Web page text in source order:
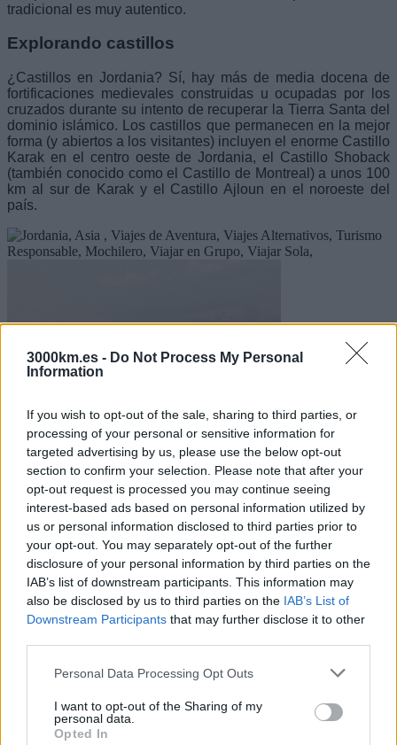
3000km.es - Do Not Process My Personal
Information
If you wish to opt-out of the sale, sharing to third parties, or
processing of your personal or sensitive information for
targeted advertising by us, please use the below opt-out
section to confirm your selection. Please note that after your
opt-out request is processed you may continue seeing
interest-based ads based on personal information utilized by
us or personal information disclosed to third parties prior to
your opt-out. You may separately opt-out of the further
disclosure of your personal information by third parties on the
IAB’s list of downstream participants. This information may
also be disclosed by us to third parties on the IAB’s List of
Downstream Participants that may further disclose it to other
Please note that this website/app uses one or more Google
not limited to your visit or usage behaviour. You may click to
grant or deny consent to Google and its third-party tags to
Personal Data Processing Opt Outs
I want to opt-out of the Sharing of my
personal data.
Opted In
tradicional es muy autentico.
Explorando castillos
¿Castillos en Jordania? Sí, hay más de media docena de
fortificaciones medievales construidas u ocupadas por los
cruzados durante su intento de recuperar la Tierra Santa del
dominio islámico. Los castillos que permanecen en la mejor
forma (y abiertos a los visitantes) incluyen el enorme Castillo
Karak en el centro oeste de Jordania, el Castillo Shoback
(también conocido como el Castillo de Montreal) a unos 100
km al sur de Karak y el Castillo Ajloun en el noroeste del
país.